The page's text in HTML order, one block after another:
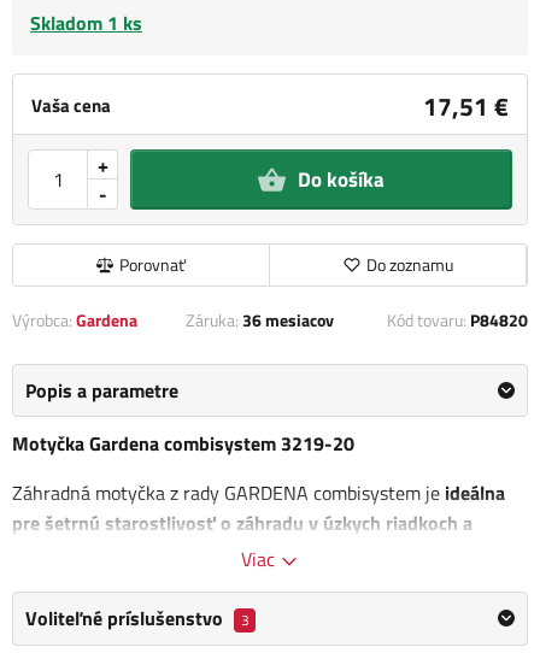
Vaša cena 17,51 €
-
+ Do košíka
Porovnať Do zoznamu
Skladom 1 ks
Výrobca:Gardena Záruka:36 mesiacov Kód tovaru: P84820
Popis a parametre
Motyčka Gardena combisystem 3219-20
Záhradná motyčka z rady GARDENA combisystem je ideálna
pre šetrnú starostlivosť o záhradu v úzkych riadkoch a
Či už sa jedná o okopávanie, prebrúsenie plevelov
strane a trom hrotom na strane druhej je možné všetko. Vďaka
veľkému listu so zdokonaleným obrysom je možné ľahšie
Viac
Voliteľné príslušenstvo 3